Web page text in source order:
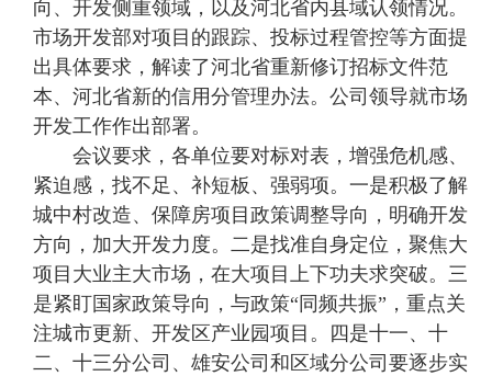
向、开发侧重领域，以及河北省内县域认领情况。
市场开发部对项目的跟踪、投标过程管控等方面提
出具体要求，解读了河北省重新修订招标文件范
本、河北省新的信用分管理办法。公司领导就市场
开发工作作出部署。
会议要求，各单位要对标对表，增强危机感、
紧迫感，找不足、补短板、强弱项。一是积极了解
城中村改造、保障房项目政策调整导向，明确开发
方向，加大开发力度。二是找准自身定位，聚焦大
项目大业主大市场，在大项目上下功夫求突破。三
是紧盯国家政策导向，与政策“同频共振”，重点关
注城市更新、开发区产业园项目。四是十一、十
二、十三分公司、雄安公司和区域分公司要逐步实